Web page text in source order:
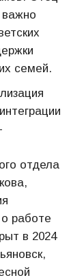
важно
семей.
отдела
работе
в 2024